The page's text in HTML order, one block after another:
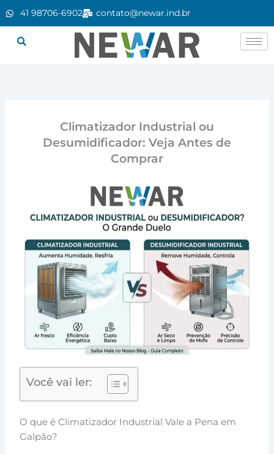
41 98706-6902 contato@newar.ind.br
Climatizador Industrial ou
Desumidificador: Veja Antes de
Comprar
Você vai ler:
O que é Climatizador Industrial Vale a Pena em
Galpão?